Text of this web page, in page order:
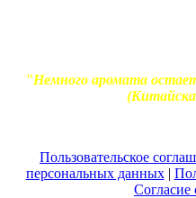
"Немного аромата
Пользовательское
персональных данных|
Согласие